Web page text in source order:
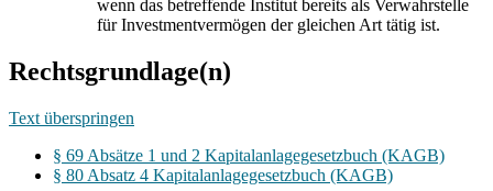
wenn das betreffende Institut bereits als Verwahrstelle
für Investmentvermögen der gleichen Art tätig ist.
Rechtsgrundlage(n)
Text überspringen
§ 69 Absätze 1 und 2 Kapitalanlagegesetzbuch (KAGB)
§ 80 Absatz 4 Kapitalanlagegesetzbuch (KAGB)